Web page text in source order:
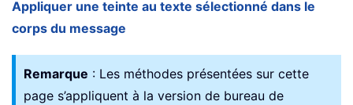
Appliquer une teinte au texte sélectionné dans le
corps du message
Remarque : Les méthodes présentées sur cette
page s’appliquent à la version de bureau de